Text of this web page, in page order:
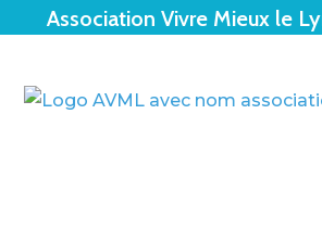
Association Vivre Mieux le